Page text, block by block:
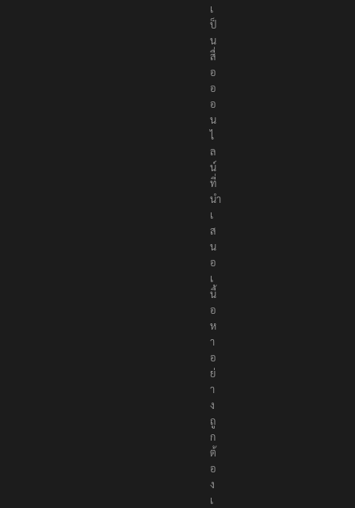
s
เ
ป็
น
สื่
อ
อ
อ
น
ไ
ล
น์
ที่
นำ
เ
ส
น
อ
เ
นื้
อ
ห
า
อ
ย่
า
ง
ถู
ก
ต้
อ
ง